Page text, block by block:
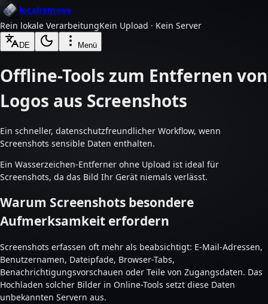
localremove
Rein lokale VerarbeitungKein Upload · Kein Server
DE Menü
Offline-Tools zum Entfernen von
Logos aus Screenshots
Ein schneller, datenschutzfreundlicher Workflow, wenn
Screenshots sensible Daten enthalten.
Ein Wasserzeichen-Entferner ohne Upload ist ideal für
Screenshots, da das Bild Ihr Gerät niemals verlässt.
Warum Screenshots besondere
Aufmerksamkeit erfordern
Screenshots erfassen oft mehr als beabsichtigt: E-Mail-Adressen,
Benutzernamen, Dateipfade, Browser-Tabs,
Benachrichtigungsvorschauen oder Teile von Zugangsdaten. Das
Hochladen solcher Bilder in Online-Tools setzt diese Daten
unbekannten Servern aus.